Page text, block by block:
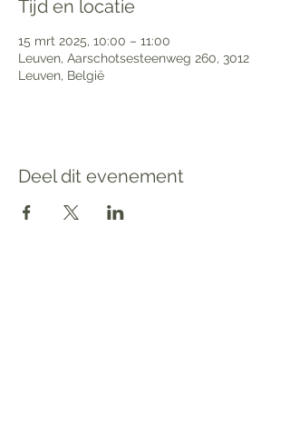
Tijd en locatie
15 mrt 2025, 10:00 – 11:00
Leuven, Aarschotsesteenweg 260, 3012
Leuven, België
Deel dit evenement